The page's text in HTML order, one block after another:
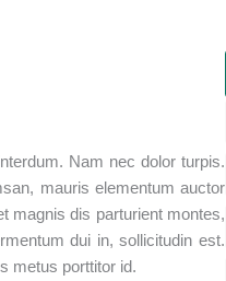
Nam nec dolor turpis.
mauris elementum auctor
magnis dis parturient montes,
dui in, sollicitudin est.
metus porttitor id.